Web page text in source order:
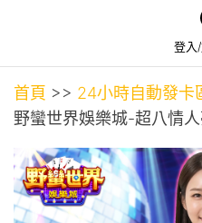
登入
首頁 >> 24小時自動發卡
野蠻世界娛樂城-超八情